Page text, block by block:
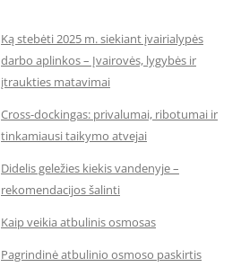
Ką stebėti 2025 m. siekiant įvairialypės
darbo aplinkos – Įvairovės, lygybės ir
įtraukties matavimai
Cross-dockingas: privalumai, ribotumai ir
tinkamiausi taikymo atvejai
Didelis geležies kiekis vandenyje –
rekomendacijos šalinti
Kaip veikia atbulinis osmosas
Pagrindinė atbulinio osmoso paskirtis